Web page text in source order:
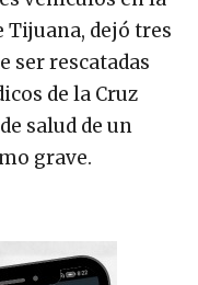
Tijuana, dejó tres
ser rescatadas
de la Cruz
salud de un
grave.